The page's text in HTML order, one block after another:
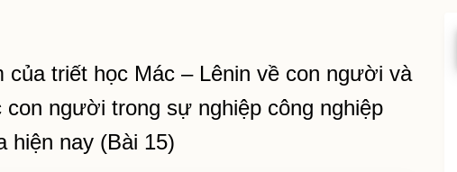
của triết học Mác – Lênin về con người và
người trong sự nghiệp công nghiệp
hiện nay (Bài 15)